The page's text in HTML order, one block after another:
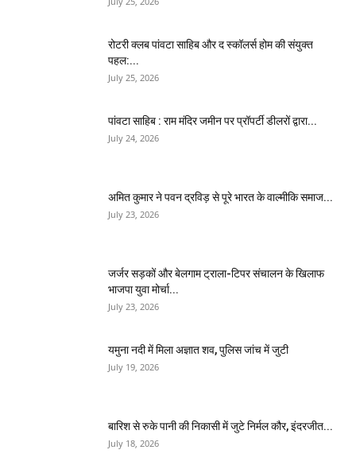
​रोटरी क्लब पांवटा साहिब और द स्कॉलर्स होम की संयुक्त
पहल:...
July 25, 2026
पांवटा साहिब : राम मंदिर जमीन पर प्रॉपर्टी डीलरों द्वारा...
July 24, 2026
अमित कुमार ने पवन द्रविड़ से पूरे भारत के वाल्मीकि समाज...
July 23, 2026
जर्जर सड़कों और बेलगाम ट्राला-टिपर संचालन के खिलाफ
भाजपा युवा मोर्चा...
July 23, 2026
यमुना नदी में मिला अज्ञात शव, पुलिस जांच में जुटी
July 19, 2026
बारिश से रुके पानी की निकासी में जुटे निर्मल कौर, इंदरजीत...
July 18, 2026